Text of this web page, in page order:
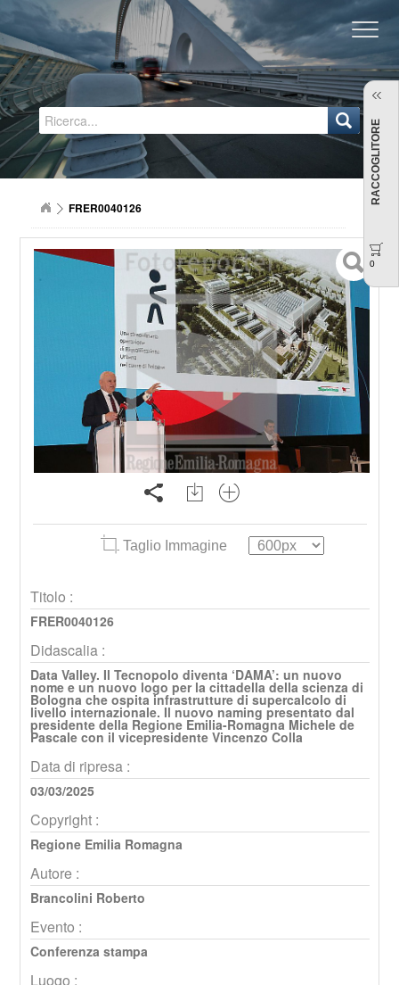
Regione Emilia-Romagna
FRER0040126
Taglio Immagine
Titolo :
FRER0040126
Didascalia :
Data Valley. Il Tecnopolo diventa ‘DAMA’: un nuovo
nome e un nuovo logo per la cittadella della scienza di
Bologna che ospita infrastrutture di supercalcolo di
livello internazionale. Il nuovo naming presentato dal
presidente della Regione Emilia-Romagna Michele de
Pascale con il vicepresidente Vincenzo Colla
Data di ripresa :
03/03/2025
Copyright :
Regione Emilia Romagna
Autore :
Brancolini Roberto
Evento :
Conferenza stampa
Luogo :
RACCOGLITORE
0